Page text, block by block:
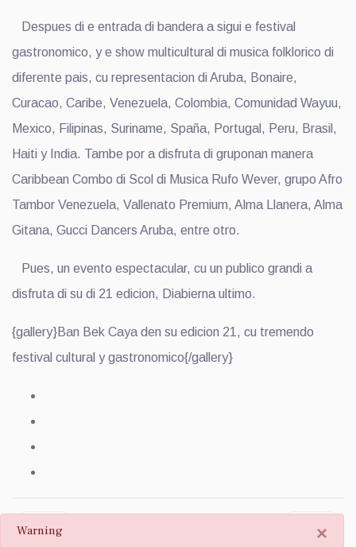
×
Warning
Despues di e entrada di bandera a sigui e festival
gastronomico, y e show multicultural di musica folklorico di
diferente pais, cu representacion di Aruba, Bonaire,
Curacao, Caribe, Venezuela, Colombia, Comunidad Wayuu,
Mexico, Filipinas, Suriname, Spaña, Portugal, Peru, Brasil,
Haiti y India. Tambe por a disfruta di gruponan manera
Caribbean Combo di Scol di Musica Rufo Wever, grupo Afro
Tambor Venezuela, Vallenato Premium, Alma Llanera, Alma
Gitana, Gucci Dancers Aruba, entre otro.
Pues, un evento espectacular, cu un publico grandi a
disfruta di su di 21 edicion, Diabierna ultimo.
{gallery}Ban Bek Caya den su edicion 21, cu tremendo
festival cultural y gastronomico{/gallery}
Prev Next